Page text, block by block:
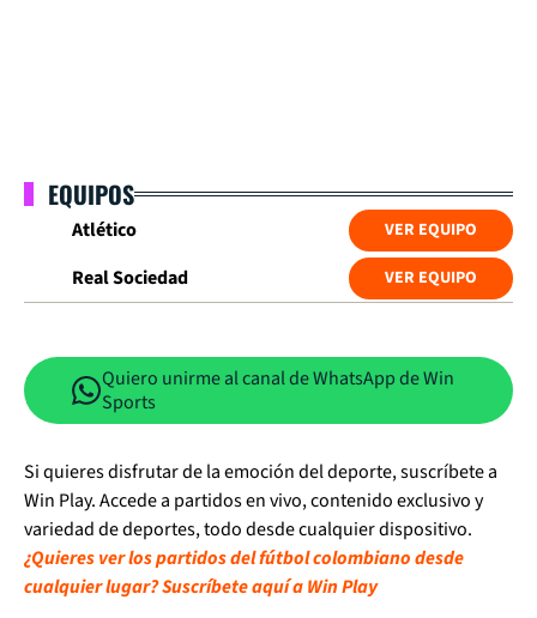
EQUIPOS
Atlético VER EQUIPO
Real Sociedad VER EQUIPO
Quiero unirme al canal de WhatsApp de Win
Sports
Si quieres disfrutar de la emoción del deporte, suscríbete a
Win Play. Accede a partidos en vivo, contenido exclusivo y
variedad de deportes, todo desde cualquier dispositivo.
¿Quieres ver los partidos del fútbol colombiano desde
cualquier lugar? Suscríbete aquí a Win Play